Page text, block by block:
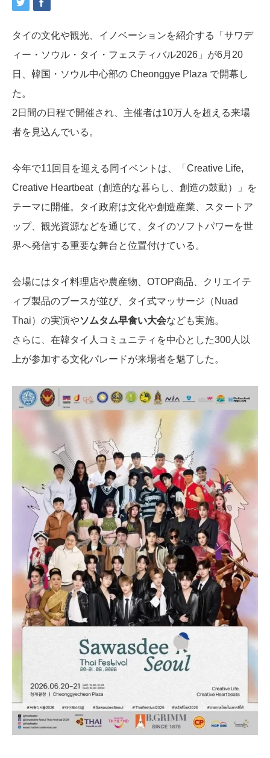
タイの文化や観光、イノベーションを紹介する「サワデ
ィー・ソウル・タイ・フェスティバル2026」が6月20
日、韓国・ソウル中心部の Cheonggye Plaza で開幕し
た。
2日間の日程で開催され、主催者は10万人を超える来場
者を見込んでいる。
今年で11回目を迎える同イベントは、「Creative Life,
Creative Heartbeat（創造的な暮らし、創造の鼓動）」を
テーマに開催。タイ政府は文化や創造産業、スタートア
ップ、観光資源などを通じて、タイのソフトパワーを世
界へ発信する重要な舞台と位置付けている。
会場にはタイ料理店や農産物、OTOP商品、クリエイテ
ィブ製品のブースが並び、タイ式マッサージ（Nuad
Thai）の実演やソムタム早食い大会なども実施。
さらに、在韓タイ人コミュニティを中心とした300人以
上が参加する文化パレードが来場者を魅了した。